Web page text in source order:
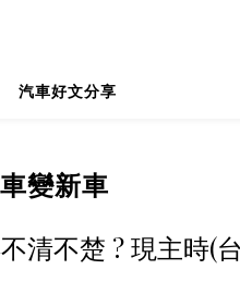
汽車好文分享
變新車
清不楚 ? 現主時(